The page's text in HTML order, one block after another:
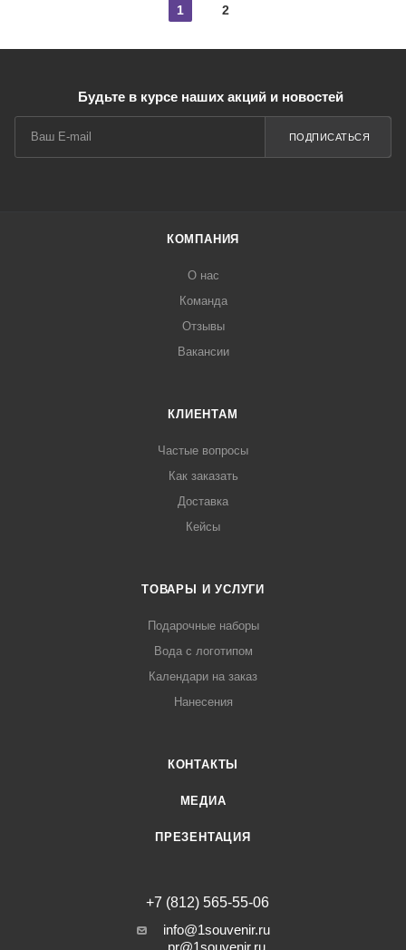
1 2
Будьте в курсе наших акций и новостей
ПОДПИСАТЬСЯ
КОМПАНИЯ
О нас
Команда
Отзывы
Вакансии
КЛИЕНТАМ
Частые вопросы
Как заказать
Доставка
Кейсы
ТОВАРЫ И УСЛУГИ
Подарочные наборы
Вода с логотипом
Календари на заказ
Нанесения
КОНТАКТЫ
МЕДИА
ПРЕЗЕНТАЦИЯ
+7 (812) 565-55-06
info@1souvenir.ru
pr@1souvenir.ru